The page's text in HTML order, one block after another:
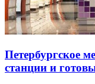
Петербургское
станции и